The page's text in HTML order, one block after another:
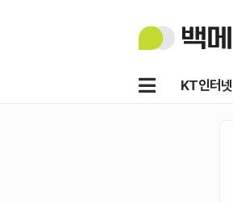
백
KT인터넷
메